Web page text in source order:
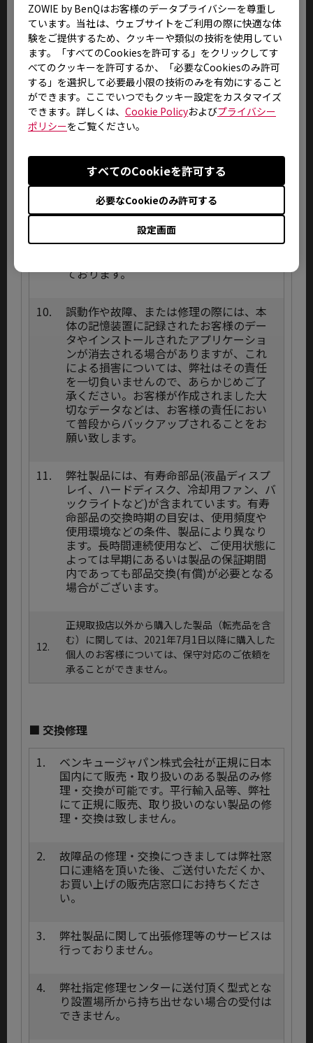
ZOWIE by BenQはお客様のデータプライバシーを尊重し
ています。当社は、ウェブサイトをご利用の際に快適な体
験をご提供するため、クッキーや類似の技術を使用してい
ます。「すべてのCookiesを許可する」をクリックしてす
べてのクッキーを許可するか、「必要なCookiesのみ許可
する」を選択して必要最小限の技術のみを有効にすること
ができます。ここでいつでもクッキー設定をカスタマイズ
できます。詳しくは、 Cookie Policyおよびプライバシー
ポリシーをご覧ください。
設定画面
必要なCookieのみ許可する
すべてのCookieを許可する
合にのみ有効となります。
7.
保証書は原則として再発行いたしません
ので、紛失しないよう大切に保管してく
ださい。
8.
交換済みの部品、部材に関しては品質管
理上ご返却致しませんのであらかじめご
液晶パネルは極めて精密度の高い技術で
製造されておりますが、製造上の物理的
な限界により、画面中に常時点灯、ある
いは不点灯の画素(ドット抜け)が発生する
場合がございます。これは弊社規定内品質
として出荷させていただいておりますの
ております。
10.
誤動作や故障、または修理の際には、本
体の記憶装置に記録されたお客様のデー
タやインストールされたアプリケーショ
ンが消去される場合がありますが、これ
による損害については、弊社はその責任
を一切負いませんので、あらかじめご了
承ください。お客様が作成されました大
切なデータなどは、お客様の責任におい
て普段からバックアップされることをお
願い致します。
11.
弊社製品には、有寿命部品(液晶ディスプ
レイ、ハードディスク、冷却用ファン、バ
ックライトなど)が含まれています。有寿
命部品の交換時期の目安は、使用頻度や
使用環境などの条件、製品により異なり
ます。長時間連続使用など、ご使用状態に
よっては早期にあるいは製品の保証期間
内であっても部品交換(有償)が必要となる
場合がございます。
12.
正規取扱店以外から購入した製品（転売品を含
む）に関しては、2021年7月1日以降に購入した
個人のお客様については、保守対応のご依頼を
承ることができません。
■ 交換修理
1.
ベンキュージャパン株式会社が正規に日本
国内にて販売・取り扱いのある製品のみ修
理・交換が可能です。平行輸入品等、弊社
にて正規に販売、取り扱いのない製品の修
理・交換は致しません。
2.
故障品の修理・交換につきましては弊社窓
口に連絡を頂いた後、ご送付いただくか、
お買い上げの販売店窓口にお持ちくださ
い。
3.
弊社製品に関して出張修理等のサービスは
行っておりません。
4.
弊社指定修理センターに送付頂く型式とな
り設置場所から持ち出せない場合の受付は
できません。